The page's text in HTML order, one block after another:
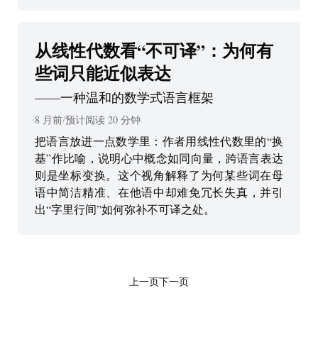
从线性代数看“不可译”：为何有
些词只能近似表达
——一种温和的数学式语言框架
8 月前/预计阅读 20 分钟
把语言放进一点数学里：作者用线性代数里的“换
基”作比喻，说明心中概念如同向量，跨语言表达
则是坐标变换。这个视角解释了为何某些词在母
语中简洁精准、在他语中却难免冗长失真，并引
出“字里行间”如何弥补不可译之处。
上一页下一页